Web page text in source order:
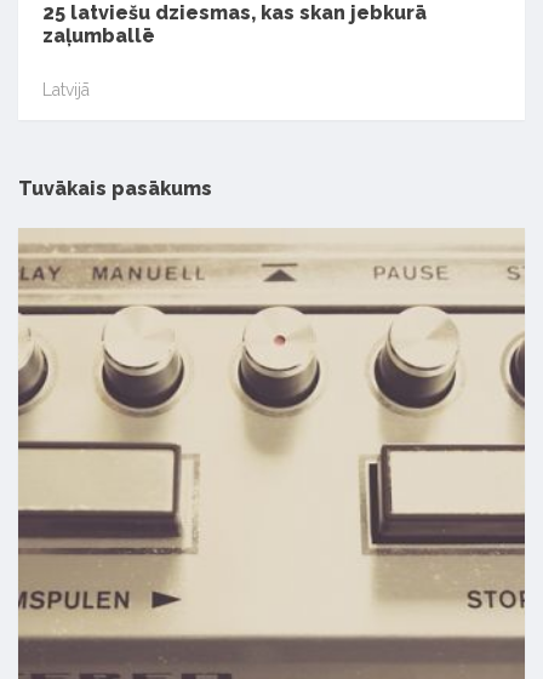
25 latviešu dziesmas, kas skan jebkurā
zaļumballē
Latvijā
Tuvākais pasākums